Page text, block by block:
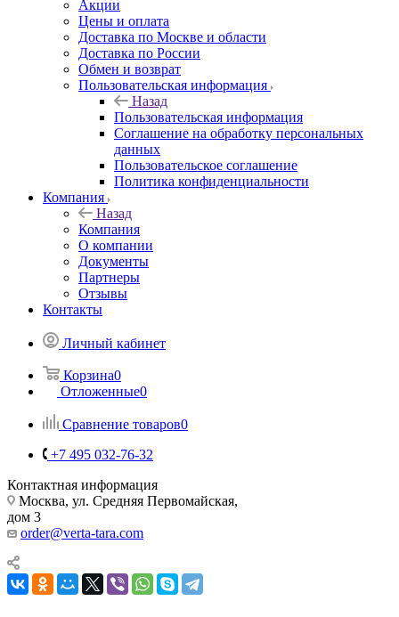
Акции
Цены и оплата
Доставка по Москве и области
Доставка по России
Обмен и возврат
Пользовательская информация
Назад
Пользовательская информация
Соглашение на обработку персональных
данных
Пользовательское соглашение
Политика конфиденциальности
Компания
Назад
Компания
О компании
Документы
Партнеры
Отзывы
Контакты
Личный кабинет
Корзина0
Отложенные0
Сравнение товаров0
+7 495 032-76-32
Контактная информация
Москва, ул. Средняя Первомайская,
дом 3
order@verta-tara.com